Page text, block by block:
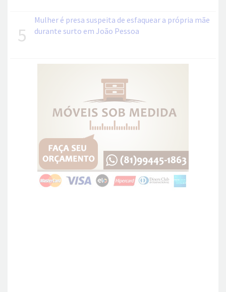
5
Mulher é presa suspeita de esfaquear a própria mãe
durante surto em João Pessoa